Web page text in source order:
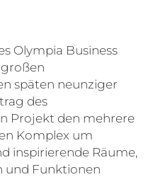
Olympia Business
großen
späten neunziger
des
Projekt den mehrere
Komplex um
inspirierende Räume,
und Funktionen